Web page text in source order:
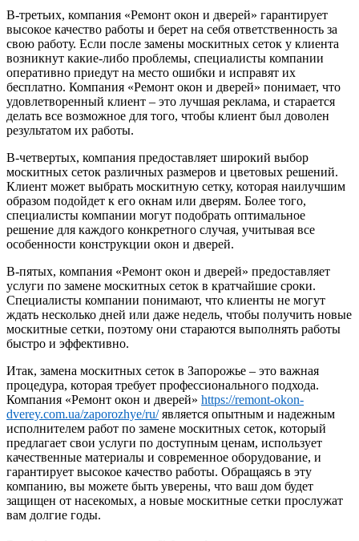
В-третьих, компания «Ремонт окон и дверей» гарантирует
высокое качество работы и берет на себя ответственность за
свою работу. Если после замены москитных сеток у клиента
возникнут какие-либо проблемы, специалисты компании
оперативно приедут на место ошибки и исправят их
бесплатно. Компания «Ремонт окон и дверей» понимает, что
удовлетворенный клиент – это лучшая реклама, и старается
делать все возможное для того, чтобы клиент был доволен
результатом их работы.
В-четвертых, компания предоставляет широкий выбор
москитных сеток различных размеров и цветовых решений.
Клиент может выбрать москитную сетку, которая наилучшим
образом подойдет к его окнам или дверям. Более того,
специалисты компании могут подобрать оптимальное
решение для каждого конкретного случая, учитывая все
особенности конструкции окон и дверей.
В-пятых, компания «Ремонт окон и дверей» предоставляет
услуги по замене москитных сеток в кратчайшие сроки.
Специалисты компании понимают, что клиенты не могут
ждать несколько дней или даже недель, чтобы получить новые
москитные сетки, поэтому они стараются выполнять работы
быстро и эффективно.
Итак, замена москитных сеток в Запорожье – это важная
процедура, которая требует профессионального подхода.
Компания «Ремонт окон и дверей» https://remont-okon-
dverey.com.ua/zaporozhye/ru/является опытным и надежным
исполнителем работ по замене москитных сеток, который
предлагает свои услуги по доступным ценам, использует
качественные материалы и современное оборудование, и
гарантирует высокое качество работы. Обращаясь в эту
компанию, вы можете быть уверены, что ваш дом будет
защищен от насекомых, а новые москитные сетки прослужат
вам долгие годы.